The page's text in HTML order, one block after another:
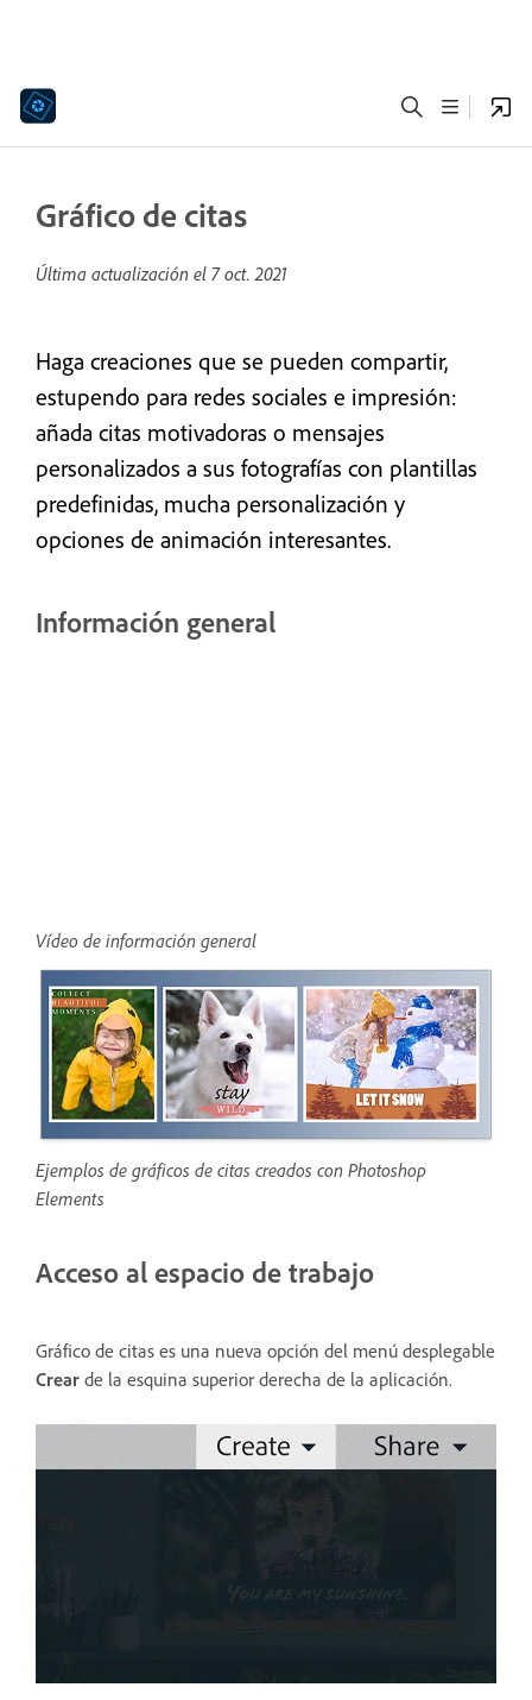
Gráfico de citas
Última actualización el 7 oct. 2021
Haga creaciones que se pueden compartir,
estupendo para redes sociales e impresión:
añada citas motivadoras o mensajes
personalizados a sus fotografías con plantillas
predefinidas, mucha personalización y
opciones de animación interesantes.
Información general
Vídeo de información general
Ejemplos de gráficos de citas creados con Photoshop
Elements
Acceso al espacio de trabajo
Gráfico de citas es una nueva opción del menú desplegable
Crear de la esquina superior derecha de la aplicación.